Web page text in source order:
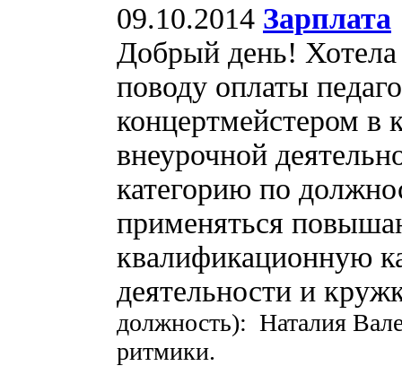
09.10.2014 Зарплата
Добрый день!
поводу оплаты
концертмейстером в
внеурочной
категорию по
применяться
квалификационную
деятельности и
должность): Наталия
ритмики.